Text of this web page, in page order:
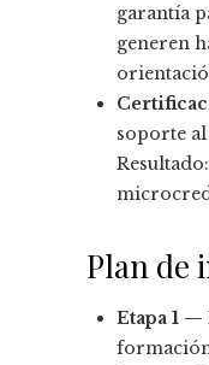
garantía
generen
soporte
Plan de
Etapa 1